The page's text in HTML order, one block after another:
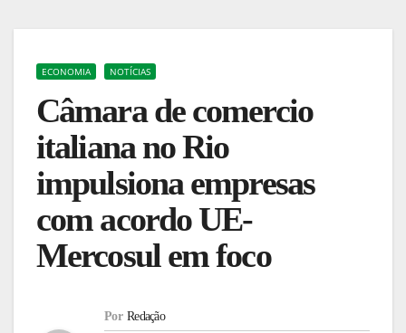
ECONOMIA NOTÍCIAS
Câmara de comercio
italiana no Rio
impulsiona empresas
com acordo UE-
Mercosul em foco
Por Redação